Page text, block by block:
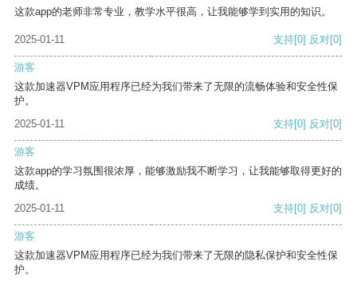
这款app的老师非常专业，教学水平很高，让我能够学到实用的知识。
2025-01-11 支持[0] 反对[0]
游客
这款加速器VPM应用程序已经为我们带来了无限的流畅体验和安全性保
护。
2025-01-11
支持[0] 反对[0]
游客
这款app的学习氛围很浓厚，能够激励我不断学习，让我能够取得更好的
成绩。
2025-01-11
支持[0] 反对[0]
游客
这款加速器VPM应用程序已经为我们带来了无限的隐私保护和安全性保
护。